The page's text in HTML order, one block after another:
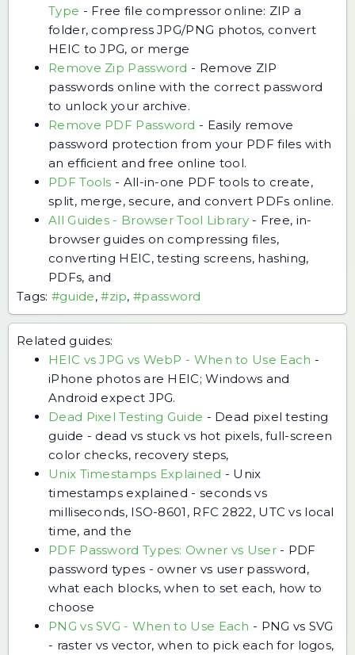
Type - Free file compressor online: ZIP a
folder, compress JPG/PNG photos, convert
HEIC to JPG, or merge
Remove Zip Password - Remove ZIP
passwords online with the correct password
to unlock your archive.
Remove PDF Password - Easily remove
password protection from your PDF files with
an efficient and free online tool.
PDF Tools - All-in-one PDF tools to create,
split, merge, secure, and convert PDFs online.
All Guides - Browser Tool Library- Free, in-
browser guides on compressing files,
converting HEIC, testing screens, hashing,
PDFs, and
Tags: #guide,#zip,#password
Related guides:
HEIC vs JPG vs WebP - When to Use Each -
iPhone photos are HEIC; Windows and
Android expect JPG.
Dead Pixel Testing Guide - Dead pixel testing
guide - dead vs stuck vs hot pixels, full-screen
color checks, recovery steps,
Unix Timestamps Explained - Unix
timestamps explained - seconds vs
milliseconds, ISO-8601, RFC 2822, UTC vs local
time, and the
PDF Password Types: Owner vs User- PDF
password types - owner vs user password,
what each blocks, when to set each, how to
choose
PNG vs SVG - When to Use Each - PNG vs SVG
- raster vs vector, when to pick each for logos,